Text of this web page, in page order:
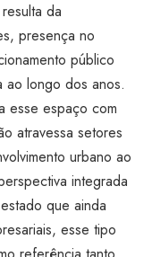
da
presença no
público
longo dos anos.
esse espaço com
atravessa setores
urbano ao
integrada
que ainda
esse tipo